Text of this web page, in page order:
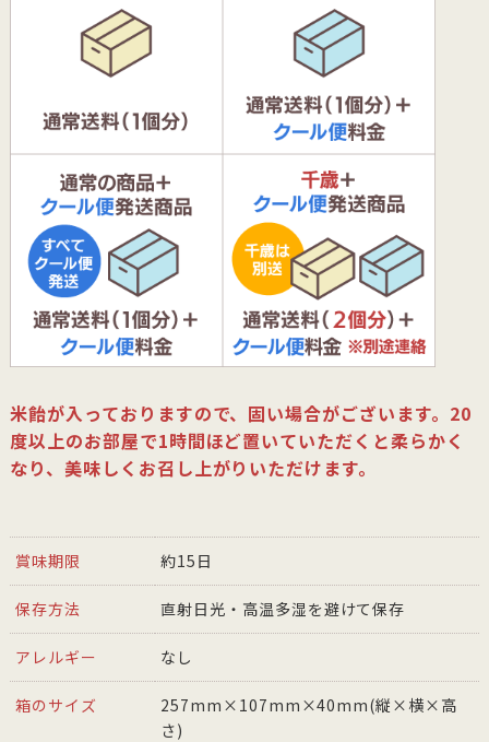
米飴が入っておりますので、固い場合がございます。20
度以上のお部屋で1時間ほど置いていただくと柔らかく
なり、美味しくお召し上がりいただけます。
賞味期限 約15日
保存方法 直射日光・高温多湿を避けて保存
アレルギー なし
箱のサイズ
257mm×107mm×40mm(縦×横×高
さ)